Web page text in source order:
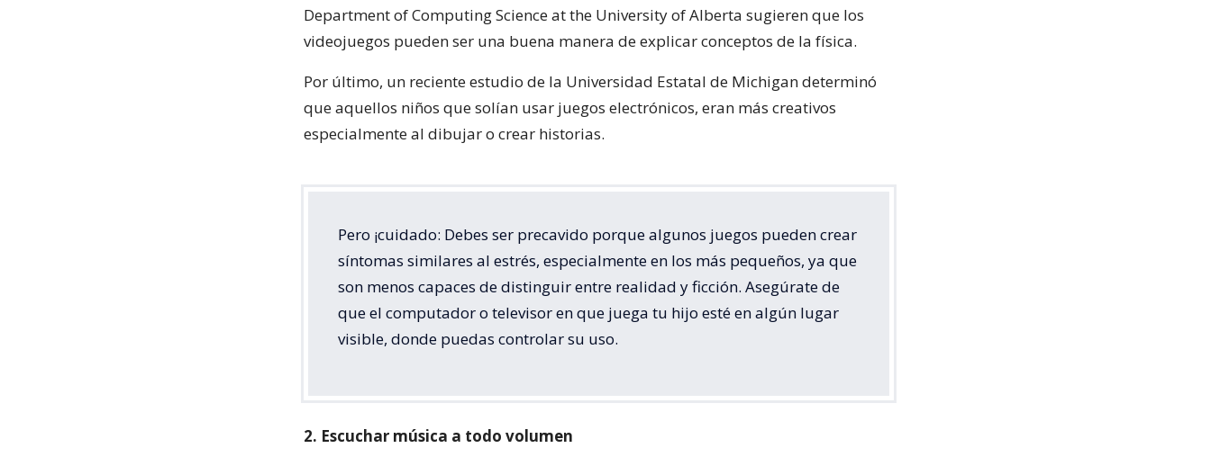
Department of Computing Science at the University of Alberta sugieren que los
videojuegos pueden ser una buena manera de explicar conceptos de la física.
Por último, un reciente estudio de la Universidad Estatal de Michigan determinó
que aquellos niños que solían usar juegos electrónicos, eran más creativos
especialmente al dibujar o crear historias.
Pero ¡cuidado: Debes ser precavido porque algunos juegos pueden crear
síntomas similares al estrés, especialmente en los más pequeños, ya que
son menos capaces de distinguir entre realidad y ficción. Asegúrate de
que el computador o televisor en que juega tu hijo esté en algún lugar
visible, donde puedas controlar su uso.
2. Escuchar música a todo volumen